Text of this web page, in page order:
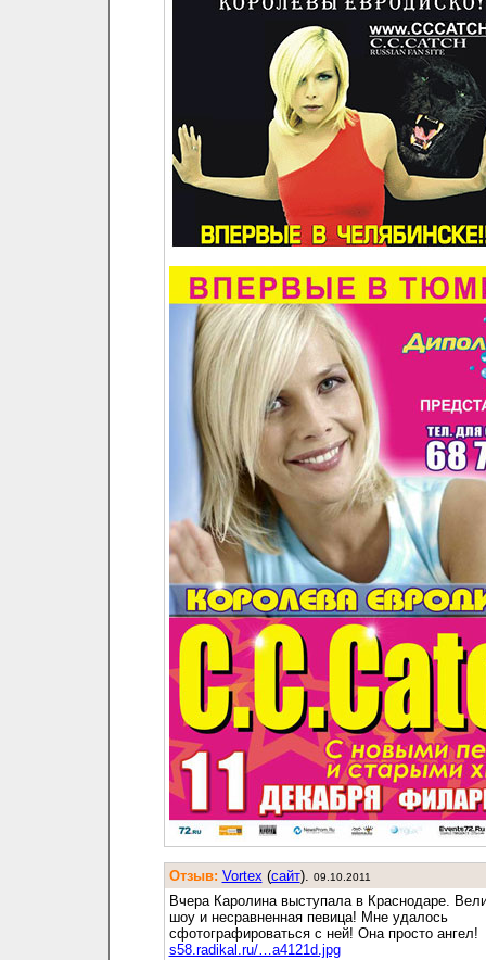
Отзыв: Vortex (cайт). 09.10.2011
Вчера Каролина выступала в Краснодаре.
шоу и несравненная певица! Мне удалось
сфотографироваться с ней! Она просто ангел!
s58.radikal.ru/…a4121d.jpg